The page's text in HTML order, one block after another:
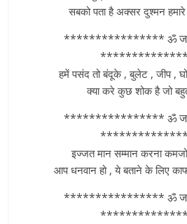
सबको पता है अक्सर दुश्मन
**************** ॐ जय
हमें पसंद तो बंदूके , बुलेट , जीप ,
क्या करे कुछ शोक है जो
**************** ॐ जय
इज्जत मान सम्मान करना
आप धनवान हो , ये बताने के लिए काफी
**************** ॐ जय